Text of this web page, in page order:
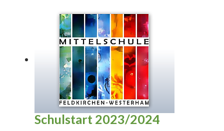
Schulstart 2023/2024